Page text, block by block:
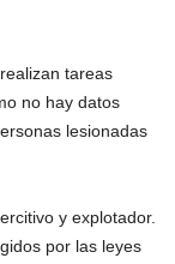
tareas
no hay datos
lesionadas
y explotador.
por las leyes